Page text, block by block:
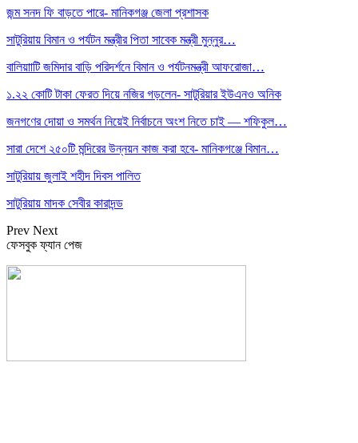
জন্ম সনদ ফি বাড়তে পারে- মানিকগঞ্জ জেলা প্রশাসক
সাটুরিয়ায় বিমান ও পর্যটন মন্ত্রীর পিতা সাবেক মন্ত্রী মুন্নুর…
বালিয়াাটি জমিদার বাড়ি পরিদর্শনে বিমান ও পর্যটনমন্ত্রী আফরোজা…
১.২২ কোটি টাকা ফেরত দিয়ে নজির গড়লেন- সাটুরিয়ার ইউএনও অনিক
জনগণের দোয়া ও সমর্থন নিয়েই নির্বাচনে অংশ নিতে চাই — শফিকুল…
সারা দেশে ২৫০টি মন্দিরের উন্নয়ন কাজ করা হবে- মানিকগঞ্জে বিমান…
সাটুরিয়ায় জুলাই শহীদ দিবস পালিত
সাটুরিয়ায় মাদক সেবীর কারাদন্ড
Prev Next
ফেসবুক ফ্যান পেজ